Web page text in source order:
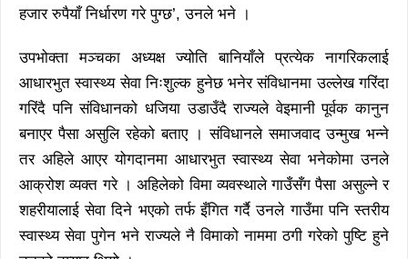
हजार रुपैयाँ निर्धारण गरे पुग्छ’, उनले भने ।
उपभोक्ता मञ्चका अध्यक्ष ज्योति बानियाँले प्रत्येक नागरिकलाई
आधारभुत स्वास्थ्य सेवा निःशुल्क हुनेछ भनेर संविधानमा उल्लेख गरिंदा
गरिंदै पनि संविधानको धजिया उडाउँदै राज्यले वेइमानी पूर्वक कानुन
बनाएर पैसा असुलि रहेको बताए । संविधानले समाजवाद उन्मुख भन्ने
तर अहिले आएर योगदानमा आधारभुत स्वास्थ्य सेवा भनेकोमा उनले
आक्रोश व्यक्त गरे । अहिलेको विमा व्यवस्थाले गाउँसँग पैसा असुल्ने र
शहरीयालाई सेवा दिने भएको तर्फ इँगित गर्दै उनले गाउँमा पनि स्तरीय
स्वास्थ्य सेवा पुगेन भने राज्यले नै विमाको नाममा ठगी गरेको पुष्टि हुने